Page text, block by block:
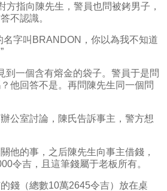
方指向陳先生，警員也問被銬男子，
不認識。
名字叫BRANDON，你以為我不知道
到一個含有熔金的袋子。警員于是問
他回答不是。再問陳先生同一個問
公室討論，陳氏告訴事主，警方想
他的事，之后陳先生向事主借錢，
令吉，且這筆錢屬于老板所有。
錢（總數10萬2645令吉）放在桌